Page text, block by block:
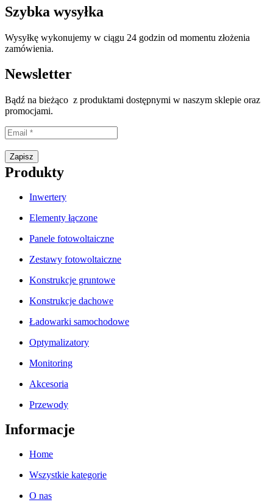
Szybka wysyłka
Wysyłkę wykonujemy w ciągu 24 godzin od momentu złożenia
zamówienia.
Newsletter
Bądź na bieżąco z produktami dostępnymi w naszym sklepie oraz
promocjami.
Zapisz
Produkty
Inwertery
Elementy łączone
Panele fotowoltaiczne
Zestawy fotowoltaiczne
Konstrukcje gruntowe
Konstrukcje dachowe
Ładowarki samochodowe
Optymalizatory
Monitoring
Akcesoria
Przewody
Informacje
Home
Wszystkie kategorie
O nas